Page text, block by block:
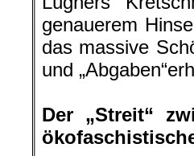
genauerem
das massive
und
Der „Streit“